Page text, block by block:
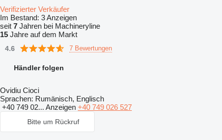
Verifizierter Verkäufer
Im Bestand: 3 Anzeigen
seit 7 Jahren bei Machineryline
15 Jahre auf dem Markt
4.6 7 Bewertungen
Händler folgen
Ovidiu Cioci
Sprachen: Rumänisch, Englisch
+40 749 02... Anzeigen +40 749 026 527
Bitte um Rückruf